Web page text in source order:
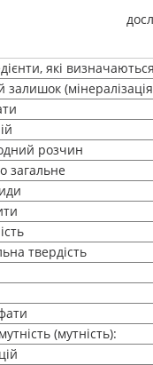
які визначаються
залишок
розчин
загальне
твердість
(мутність):